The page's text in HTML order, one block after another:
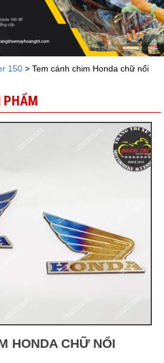
150 > Tem cánh chim Honda chữ nổi
PHẨM
HONDA CHỮ NỔI